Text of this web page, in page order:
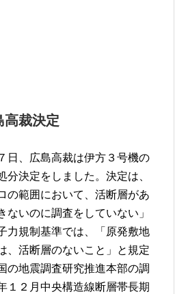
裁決定
日、広島高裁は伊方３号機の
分決定をしました。決定は、
の範囲において、活断層があ
ないのに調査をしていない」
力規制基準では、「原発敷地
、活断層のないこと」と規定
の地震調査研究推進本部の調
１２月中央構造線断層帯長期